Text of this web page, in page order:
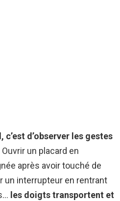
d’observer les gestes
Ouvrir un placard en
après avoir touché de
un interrupteur en rentrant
les doigts transportent et